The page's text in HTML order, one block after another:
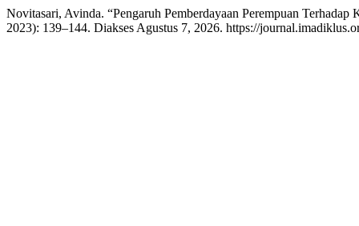
Novitasari, Avinda. “Pengaruh Pemberdayaan Perempuan
2023): 139–144. Diakses Agustus 7, 2026. https://